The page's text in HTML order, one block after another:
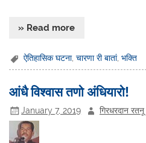
» Read more
ऐतिहासिक घटना,चारणा री बातां,भक्ति
आंधै विश्वास तणो अंधियारो!
January 7, 2019 गिरधरदान रतनू